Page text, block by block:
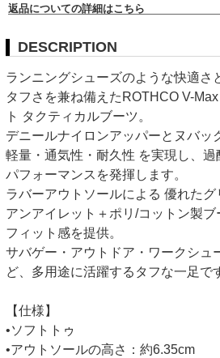
返品についての詳細はこちら
DESCRIPTION
ランニングシューズのような快適さ
タフさを兼ね備えたROTHCO V-
ト タクティカルブーツ。
デニールナイロンアッパーとヌバッ
軽量・通気性・耐久性 を実現し、
パフォーマンスを発揮します。
ラバーアウトソールによる 優れた
アンアイレット＋ポリ/コットン製
フィット感を提供。
サバゲー・アウトドア・ワークシュ
ど、多用途に活躍するタフな一足で
【仕様】
•ソフトトゥ
•アウトソールの高さ：約6.35cm